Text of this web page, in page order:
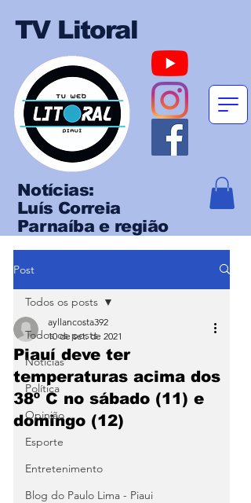
TV Litoral
Notícias:
Luís Correia
Parnaíba e região
Post
Todos os posts
Notícias
Política
Opinião
Esporte
Entretenimento
Blog do Paulo Lima - Piaui
Todos os posts
Piauí deve ter
temperaturas acima dos
38º C no sábado (11) e
domingo (12)
ayllancosta392
10 de set. de 2021